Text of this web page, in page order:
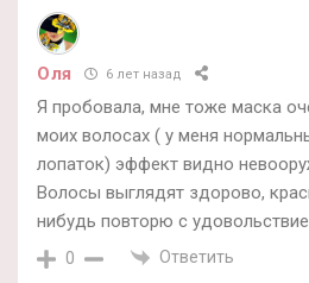
Oля 6 лет назад
Я пробовала, мне тоже маска
моих волосах ( у меня
лопаток) эффект видно
Волосы выглядят здорово,
нибудь повторю с
0 Ответить